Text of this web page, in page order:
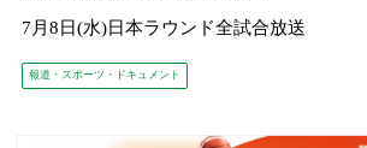
7月8日(水)日本ラウンド全試合放送
報道・スポーツ・ドキュメント